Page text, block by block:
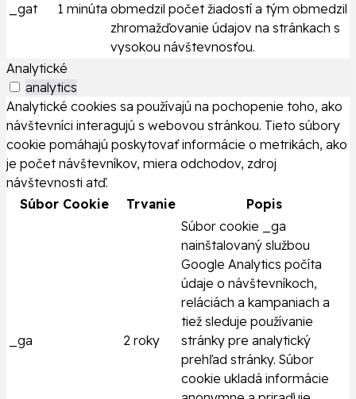
_gat 1 minúta obmedzil počet žiadostí a tým obmedzil
zhromažďovanie údajov na stránkach s
vysokou návštevnosťou.
Analytické
analytics
Analytické cookies sa používajú na pochopenie toho, ako
návštevníci interagujú s webovou stránkou. Tieto súbory
cookie pomáhajú poskytovať informácie o metrikách, ako
je počet návštevníkov, miera odchodov, zdroj
návštevnosti atď.
Súbor Cookie
Trvanie Popis
_ga 2 roky
Súbor cookie _ga
nainštalovaný službou
Google Analytics počíta
údaje o návštevníkoch,
reláciách a kampaniach a
tiež sleduje používanie
stránky pre analytický
prehľad stránky. Súbor
cookie ukladá informácie